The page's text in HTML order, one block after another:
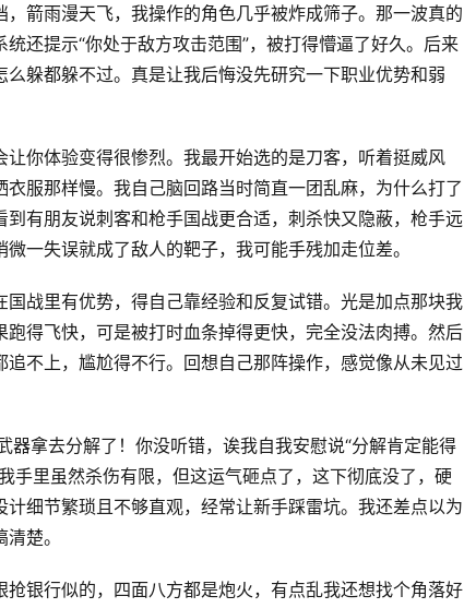
箭雨漫天飞，我操作的角色几乎被炸成筛子。那一波真的
还提示“你处于敌方攻击范围”，被打得懵逼了好久。后来
躲都躲不过。真是让我后悔没先研究一下职业优势和弱
你体验变得很惨烈。我最开始选的是刀客，听着挺威风
服那样慢。我自己脑回路当时简直一团乱麻，为什么打了
有朋友说刺客和枪手国战更合适，刺杀快又隐蔽，枪手远
一失误就成了敌人的靶子，我可能手残加走位差。
战里有优势，得自己靠经验和反复试错。光是加点那块我
得飞快，可是被打时血条掉得更快，完全没法肉搏。然后
不上，尴尬得不行。回想自己那阵操作，感觉像从未见过
拿去分解了！你没听错，诶我自我安慰说“分解肯定能得
手里虽然杀伤有限，但这运气砸点了，这下彻底没了，硬
细节繁琐且不够直观，经常让新手踩雷坑。我还差点以为
楚。
银行似的，四面八方都是炮火，有点乱我还想找个角落好